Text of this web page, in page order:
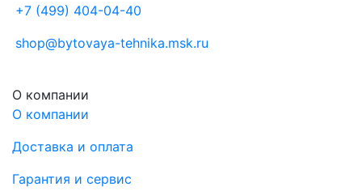
+7 (499) 404-04-40
shop@bytovaya-tehnika.msk.ru
О компании
О компании
Доставка и оплата
Гарантия и сервис